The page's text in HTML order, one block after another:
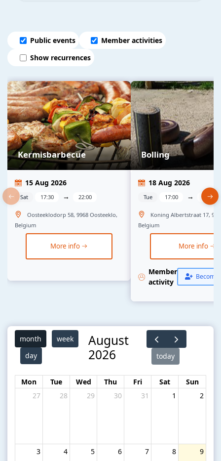
Public events
Member activities
Show recurrences
Kermisbarbecue
15 Aug 2026
Sat 17:30 → 22:00
Oosteeklodorp 58, 9968 Oosteeklo,
Belgium
More info
Bolling
18 Aug 2026
Tue 17:00 → 23:00
Koning Albertstraat 17,
Belgium
More info
Member
activity
Become
month
week
day
August
2026
today
Mon Tue Wed Thu Fri Sat
Sun
27
28 29 30 31 1 2
3 4 5 6 7 8 9